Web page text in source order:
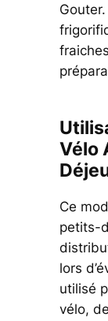
Vélo
Ce
petits-
lors
utilisé
vélo,